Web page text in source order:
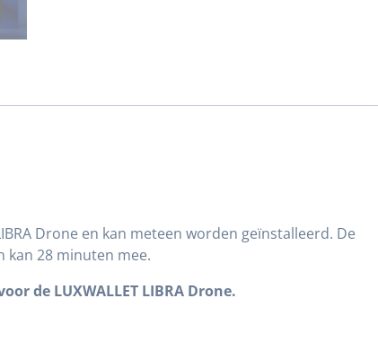
Drone en kan meteen worden geïnstalleerd. De
kan 28 minuten mee.
de LUXWALLET LIBRA Drone.